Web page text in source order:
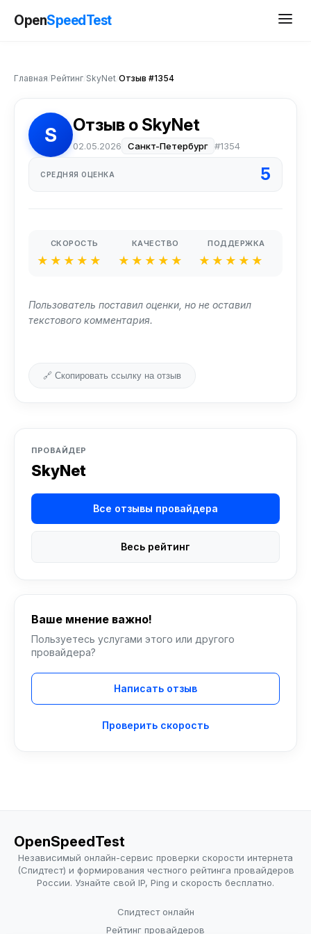
OpenSpeedTest
Главная Рейтинг SkyNet Отзыв #1354
S Отзыв о SkyNet
02.05.2026 Санкт-Петербург #1354
5
СРЕДНЯЯ ОЦЕНКА
СКОРОСТЬ
★★★★★
КАЧЕСТВО
★★★★★
ПОДДЕРЖКА
★★★★★
Пользователь поставил оценки, но не оставил
текстового комментария.
🔗 Скопировать ссылку на отзыв
ПРОВАЙДЕР
SkyNet
Все отзывы провайдера
Весь рейтинг
Ваше мнение важно!
Пользуетесь услугами этого или другого
провайдера?
Написать отзыв
Проверить скорость
OpenSpeedTest
Независимый онлайн-сервис проверки скорости интернета
(Спидтест) и формирования честного рейтинга провайдеров
России. Узнайте свой IP, Ping и скорость бесплатно.
Спидтест онлайн
Рейтинг провайдеров